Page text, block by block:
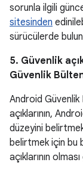
sorunla ilgili
sitesinden
sürücülerde
5. Güvenlik
Güvenlik
Android
açıklarının,
düzeyini
belirtmek için bu
açıklarının